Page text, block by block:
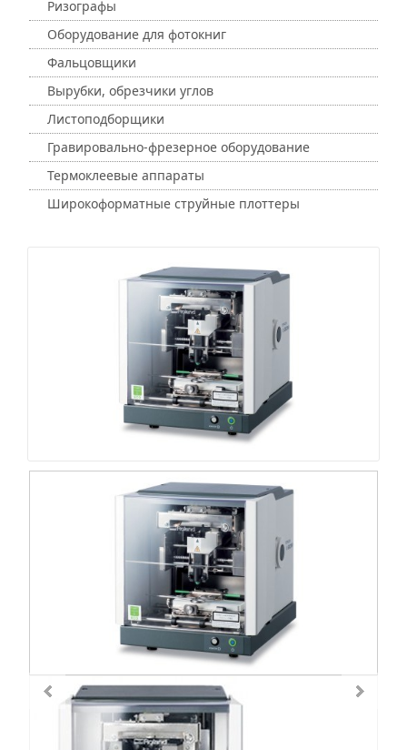
Ризографы
Оборудование для фотокниг
Фальцовщики
Вырубки, обрезчики углов
Листоподборщики
Гравировально-фрезерное оборудование
Термоклеевые аппараты
Широкоформатные струйные плоттеры